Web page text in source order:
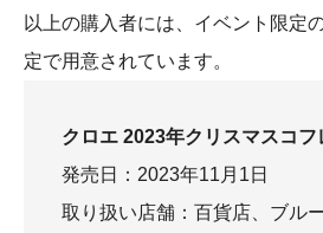
以上の購入者には、イベント限定
定で用意されています。
クロエ 2023年クリスマスコフ
発売日：2023年11月1日
取り扱い店舗：百貨店、ブル